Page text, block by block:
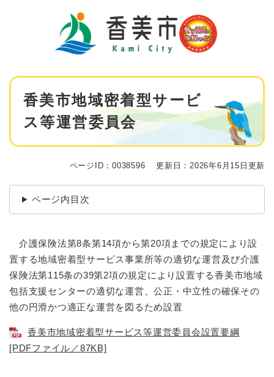
本
香美市地域密着型サービ
ス等運営委員会
ページID：0038596 更新日：2026年6月15日更新
ページ内目次
介護保険法第8条第14項から第20項までの規定により設
置する地域密着型サービス事業所等の適切な運営及び介護
保険法第115条の39第2項の規定により設置する香美市地域
包括支援センターの適切な運営、公正・中立性の確保その
他の円滑かつ適正な運営を図るため設置
香美市地域密着型サービス等運営委員会設置要綱
[PDFファイル／87KB]